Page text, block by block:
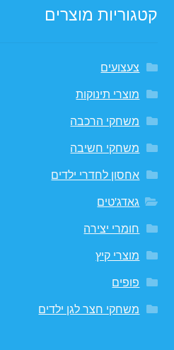
קטגוריות מוצרים
צעצועים
מוצרי תינוקות
משחקי הרכבה
משחקי חשיבה
אחסון לחדרי ילדים
גאדג'טים
חומרי יצירה
מוצרי קיץ
פופים
משחקי חצר לגן ילדים